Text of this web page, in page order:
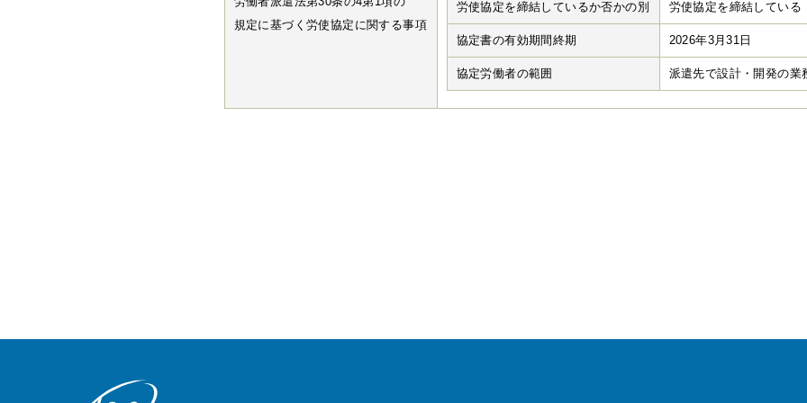
規定に基づく労使協定に関する事項
労使協定を締結しているか否かの別 労使協定を締結している
協定書の有効期間終期 2026年3月31日
協定労働者の範囲 派遣先で設計・開発の業